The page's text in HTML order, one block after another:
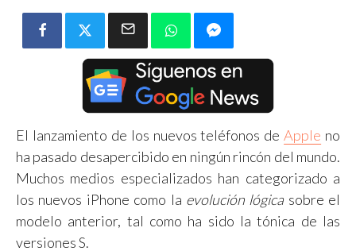
El lanzamiento de los nuevos teléfonos deApple no
ha pasado desapercibido en ningún rincón del mundo.
Muchos medios especializados han categorizado a
los nuevos iPhone como la evolución lógica sobre el
modelo anterior, tal como ha sido la tónica de las
versiones S.